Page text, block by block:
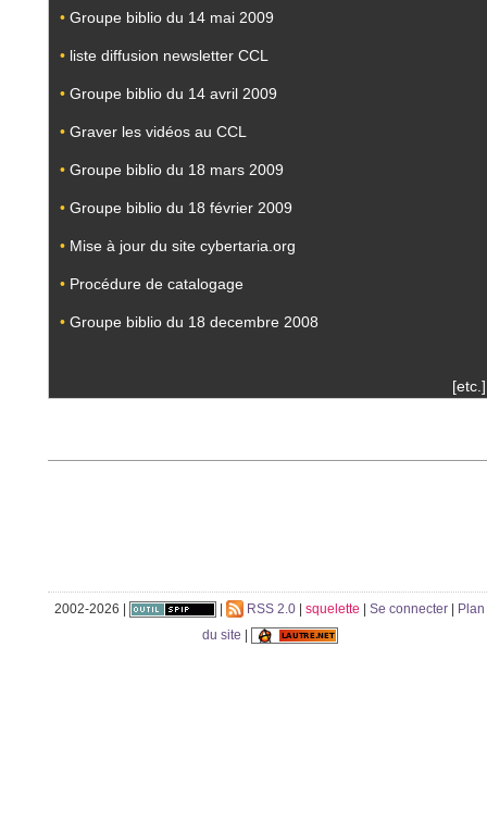
• Groupe biblio du 14 mai 2009
• liste diffusion newsletter CCL
• Groupe biblio du 14 avril 2009
• Graver les vidéos au CCL
• Groupe biblio du 18 mars 2009
• Groupe biblio du 18 février 2009
• Mise à jour du site cybertaria.org
• Procédure de catalogage
• Groupe biblio du 18 decembre 2008
[etc.]
2002-2026 | | RSS 2.0 | squelette | Se connecter | Plan
du site |